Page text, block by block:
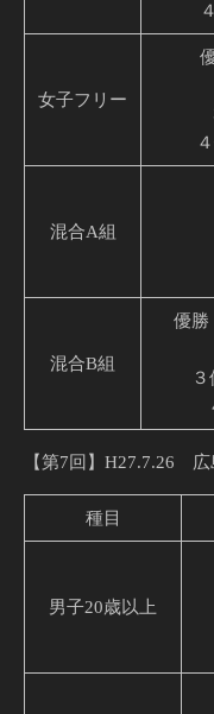
女子フリー
混合A組
混合B組
優勝
【第7回】H27.7.26
種目
男子20歳以上